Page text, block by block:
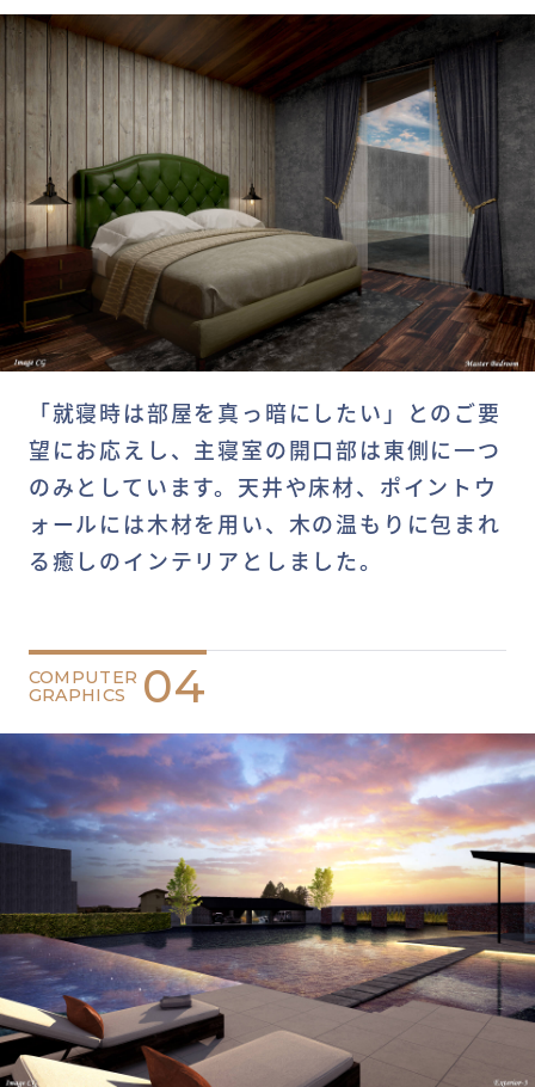
「就寝時は部屋を真っ暗にしたい」とのご要
望にお応えし、主寝室の開口部は東側に一つ
のみとしています。天井や床材、ポイントウ
ォールには木材を用い、木の温もりに包まれ
る癒しのインテリアとしました。
COMPUTER
GRAPHICS
04